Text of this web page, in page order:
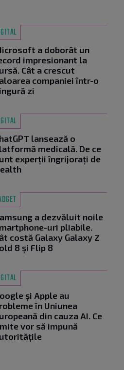
a doborât un
impresionant la
Cât a crescut
companiei într-o
zi
lansează o
medicală. De ce
experții îngrijorați de
a dezvăluit noile
uri pliabile.
costă Galaxy Galaxy Z
8 și Flip 8
și Apple au
în Uniunea
din cauza AI. Ce
vor să impună